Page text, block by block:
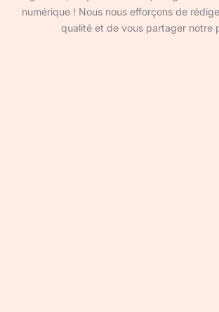
numérique ! Nous nous efforçons de
qualité et de vous partager notre